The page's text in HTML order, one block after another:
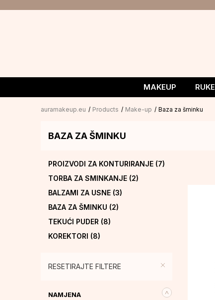
MAKEUP RUKE
auramakeup.eu Products Make-up Baza za šminku
BAZA ZA ŠMINKU
PROIZVODI ZA KONTURIRANJE (7)
TORBA ZA SMINKANJE (2)
BALZAMI ZA USNE (3)
BAZA ZA ŠMINKU (2)
TEKUĆI PUDER (8)
KOREKTORI (8)
RUMENILA(16)
ILUMINATORI
RESETIRAJTE FILTERE
NAMJENA